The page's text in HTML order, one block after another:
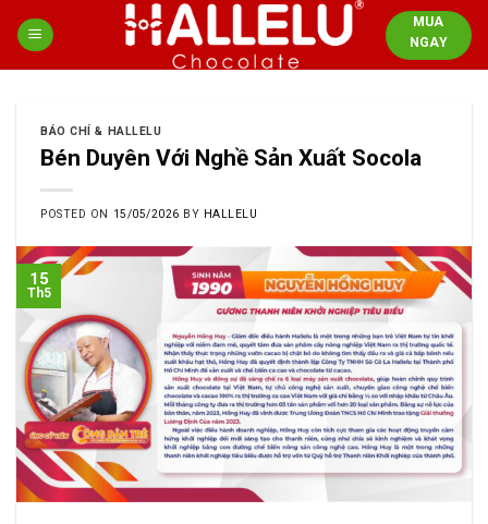
MUA
NGAY
BÁO CHÍ & HALLELU
Bén Duyên Với Nghề Sản Xuất Socola
POSTED ON 15/05/2026 BY HALLELU
15
Th5